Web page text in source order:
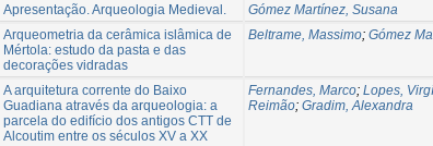
Apresentação. Arqueologia Medieval.
Gómez Martínez, Susana
Arqueometria da cerâmica islâmica de
Mértola: estudo da pasta e das
decorações vidradas
Beltrame, Massimo; Gómez
A arquitetura corrente do Baixo
Guadiana através da arqueologia: a
parcela do edifício dos antigos CTT de
Alcoutim entre os séculos XV a XX
Fernandes, Marco; Lopes,
Reimão; Gradim, Alexandra